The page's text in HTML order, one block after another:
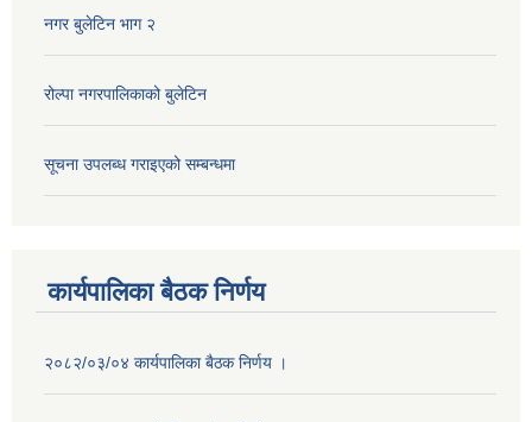
नगर बुलेटिन भाग २
रोल्पा नगरपालिकाको बुलेटिन
सूचना उपलब्ध गराइएको सम्बन्धमा
कार्यपालिका बैठक निर्णय
२०८२/०३/०४ कार्यपालिका बैठक निर्णय ।